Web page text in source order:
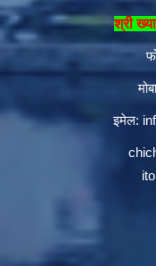
श्री
इमेल: